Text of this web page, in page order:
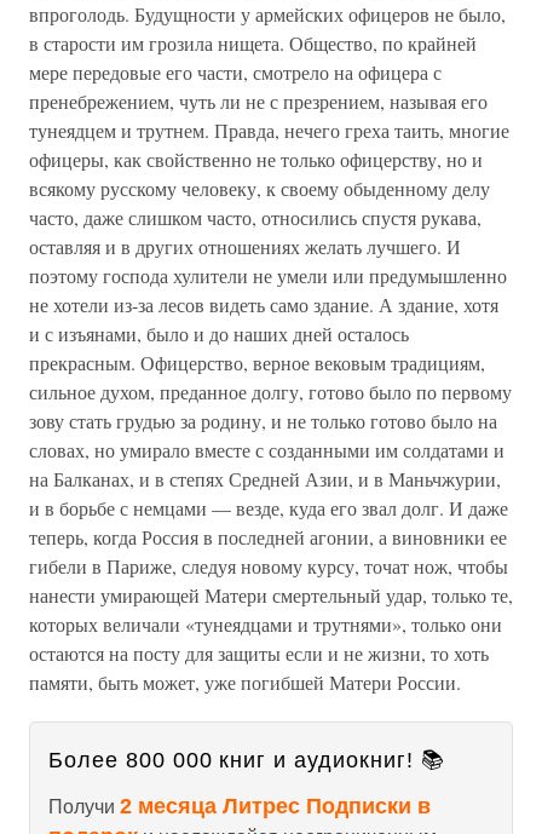
впроголодь. Будущности у армейских офицеров не было,
в старости им грозила нищета. Общество, по крайней
мере передовые его части, смотрело на офицера с
пренебрежением, чуть ли не с презрением, называя его
тунеядцем и трутнем. Правда, нечего греха таить, многие
офицеры, как свойственно не только офицерству, но и
всякому русскому человеку, к своему обыденному делу
часто, даже слишком часто, относились спустя рукава,
оставляя и в других отношениях желать лучшего. И
поэтому господа хулители не умели или предумышленно
не хотели из-за лесов видеть само здание. А здание, хотя
и с изъянами, было и до наших дней осталось
прекрасным. Офицерство, верное вековым традициям,
сильное духом, преданное долгу, готово было по первому
зову стать грудью за родину, и не только готово было на
словах, но умирало вместе с созданными им солдатами и
на Балканах, и в степях Средней Азии, и в Маньчжурии,
и в борьбе с немцами — везде, куда его звал долг. И даже
теперь, когда Россия в последней агонии, а виновники ее
гибели в Париже, следуя новому курсу, точат нож, чтобы
нанести умирающей Матери смертельный удар, только те,
которых величали «тунеядцами и трутнями», только они
остаются на посту для защиты если и не жизни, то хоть
памяти, быть может, уже погибшей Матери России.
Более 800 000 книг и аудиокниг! 📚
Получи 2 месяца Литрес Подписки в